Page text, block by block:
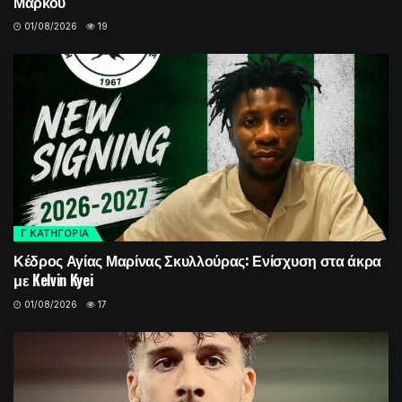
01/08/2026 19
Γ ΚΑΤΗΓΟΡΙΑ
Κέδρος Αγίας Μαρίνας Σκυλλούρας: Ενίσχυση στα άκρα
με Kelvin Kyei
01/08/2026 17